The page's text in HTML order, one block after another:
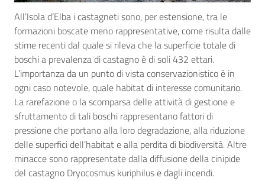
All’Isola d’Elba i castagneti sono, per estensione, tra le
formazioni boscate meno rappresentative, come risulta dalle
stime recenti dal quale si rileva che la superficie totale di
boschi a prevalenza di castagno è di soli 432 ettari.
L’importanza da un punto di vista conservazionistico è in
ogni caso notevole, quale habitat di interesse comunitario.
La rarefazione o la scomparsa delle attività di gestione e
sfruttamento di tali boschi rappresentano fattori di
pressione che portano alla loro degradazione, alla riduzione
delle superfici dell’habitat e alla perdita di biodiversità. Altre
minacce sono rappresentate dalla diffusione della cinipide
del castagno Dryocosmus kuriphilus e dagli incendi.